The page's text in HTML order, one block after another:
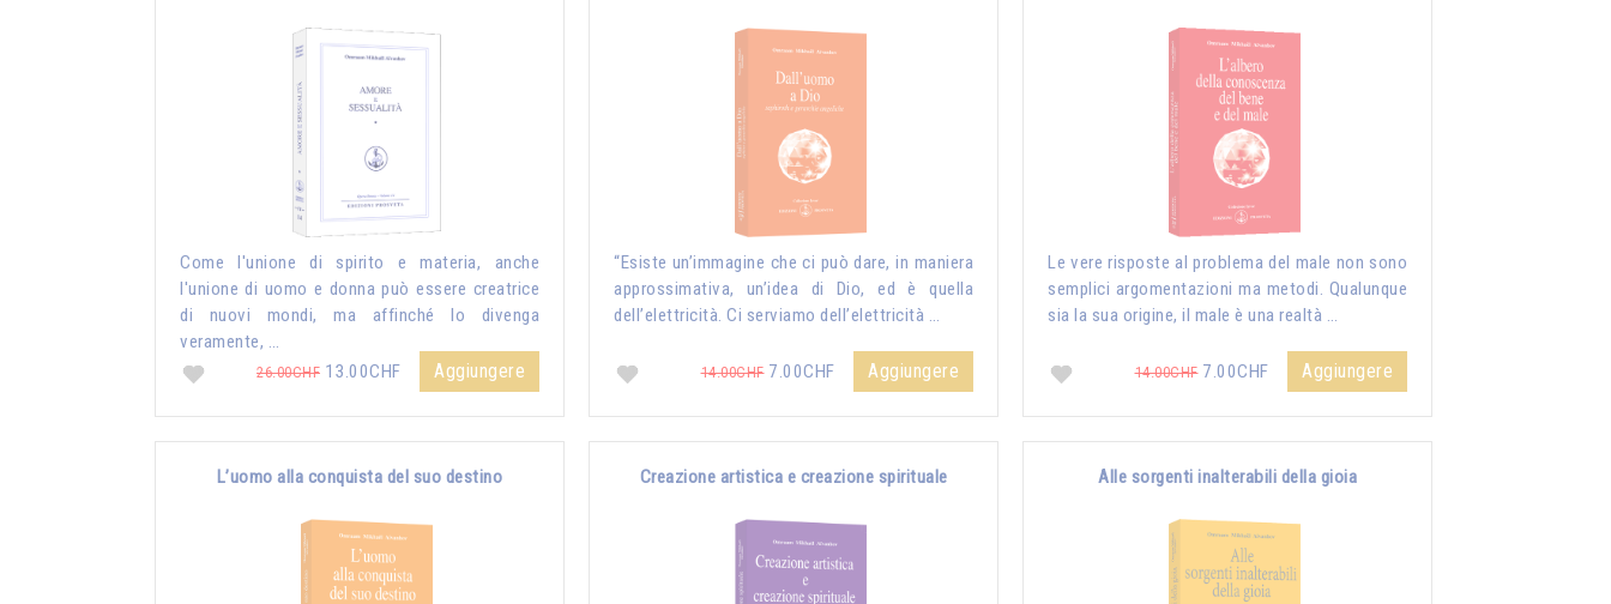
Come l'unione di spirito e materia, anche
l'unione di uomo e donna può essere creatrice
di nuovi mondi, ma affinché lo divenga
veramente, …
26.00CHF 13.00CHF Aggiungere
“Esiste un’immagine che ci può dare, in maniera
approssimativa, un’idea di Dio, ed è quella
dell’elettricità. Ci serviamo dell’elettricità …
14.00CHF7.00CHF Aggiungere
Le vere risposte al problema del male non sono
semplici argomentazioni ma metodi. Qualunque
sia la sua origine, il male è una realtà …
14.00CHF7.00CHF Aggiungere
L’uomo alla conquista del suo destino Creazione artistica e creazione spirituale Alle sorgenti inalterabili della gioia